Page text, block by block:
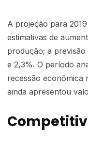
A projeção para
estimativas de
produção; a
e 2,3%. O período
recessão econômica
ainda apresentou